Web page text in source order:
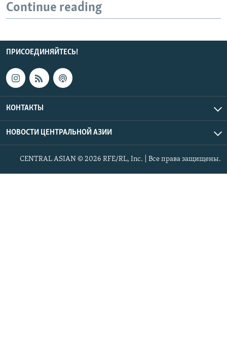
Continue reading
ПРИСОЕДИНЯЙТЕСЬ!
КОНТАКТЫ
НОВОСТИ ЦЕНТРАЛЬНОЙ АЗИИ
CENTRAL ASIAN © 2026 RFE/RL, Inc. | Все права защищены.